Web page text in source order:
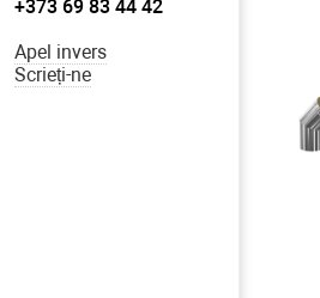
+373 69 83 44 42
Apel invers
Scrieți-ne